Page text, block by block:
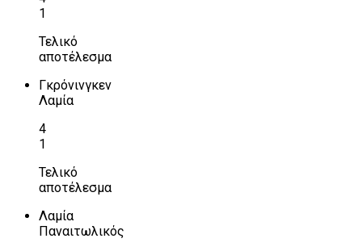
1
Τελικό
αποτέλεσμα
Γκρόνινγκεν
Λαμία
4
1
Τελικό
αποτέλεσμα
Λαμία
Παναιτωλικός